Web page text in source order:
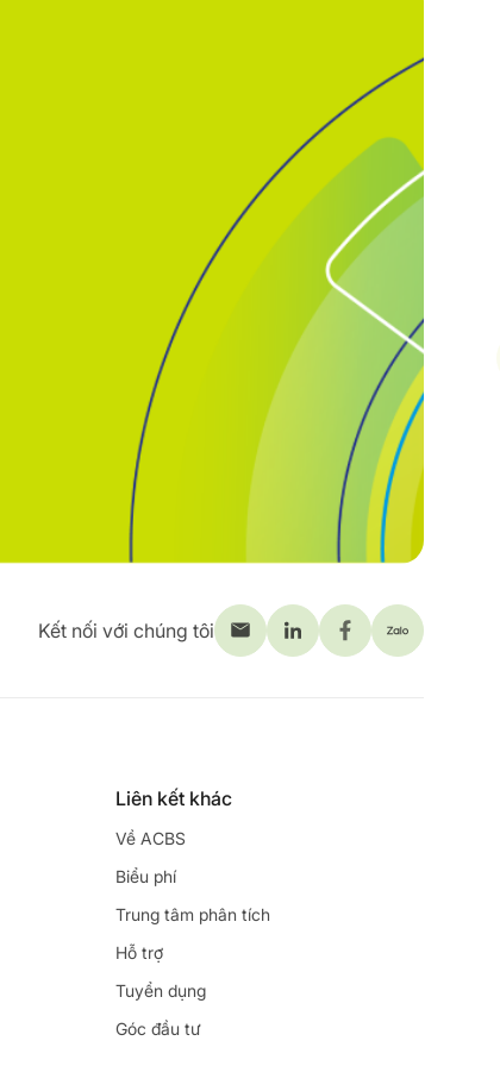
Kết nối với chúng tôi
Liên kết khác
Về ACBS
Biểu phí
Trung tâm phân tích
Hỗ trợ
Tuyển dụng
Góc đầu tư